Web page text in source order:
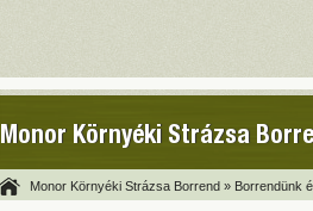
Monor Környéki Strázsa
Monor Környéki Strázsa Borrend » Borrendünk